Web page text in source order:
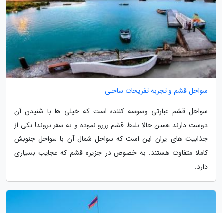
سواحل قشم و تجربه تفریحات ساحلی
سواحل قشم عبارتی وسوسه کننده است که خیلی ها با شنیدن آن
دوست دارند همین حالا بلیط قشم رزرو نموده و به سفر بروند! یکی از
جذابیت های ایران این است که سواحل شمال آن با سواحل جنوبش
کاملا متفاوت هستند. به خصوص در جزیره قشم که عجایب بسیاری
دارد.